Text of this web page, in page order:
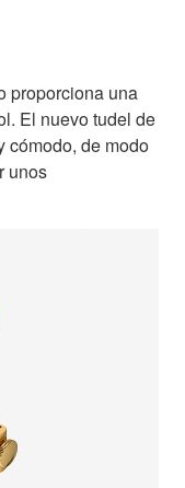
proporciona una
El nuevo tudel de
cómodo, de modo
unos